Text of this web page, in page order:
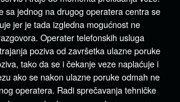
sa jednog na drugog operatera centra se
jer je tada izgledna mogućnost ne
Operater telefonskih usluga
poziva od završetka ulazne poruke
tako da se i čekanje veze naplaćuje i
ako se nakon ulazne poruke odmah ne
operatera. Radi sprečavanja tehničke